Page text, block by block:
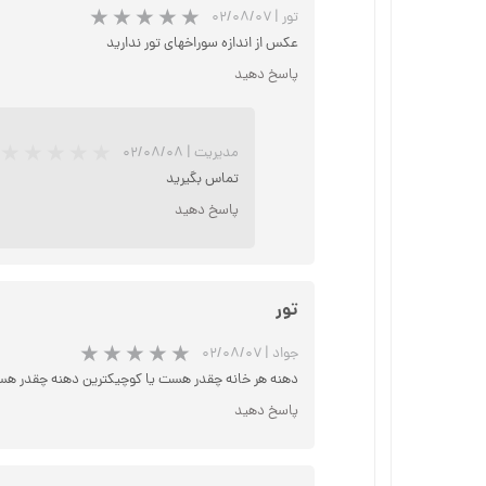
تور | ۰۲/۰۸/۰۷
عکس از اندازه سوراخهای تور ندارید
پاسخ دهید
مدیریت | ۰۲/۰۸/۰۸
تماس بگیرید
پاسخ دهید
تور
جواد | ۰۲/۰۸/۰۷
دهنه هر خانه چقدر هست یا کوچیکترین دهنه چقدر
پاسخ دهید